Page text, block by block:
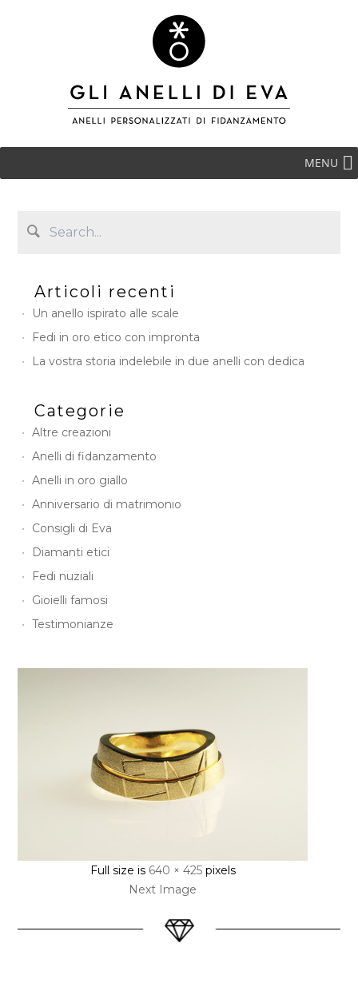
MENU
Articoli recenti
Un anello ispirato alle scale
Fedi in oro etico con impronta
La vostra storia indelebile in due anelli con dedica
Categorie
Altre creazioni
Anelli di fidanzamento
Anelli in oro giallo
Anniversario di matrimonio
Consigli di Eva
Diamanti etici
Fedi nuziali
Gioielli famosi
Testimonianze
Full size is 640 × 425pixels
Next Image